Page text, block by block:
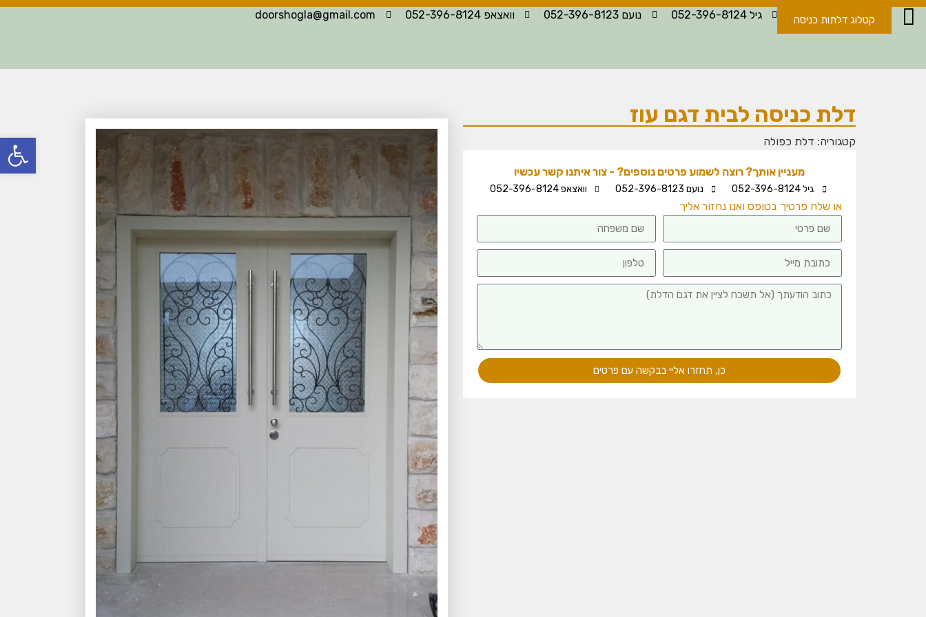
קטלוג דלתות כניסה גיל 052-396-8124 נועם 052-396-8123 וואצאפ 052-396-8124 doorshogla@gmail.com
דלת כניסה לבית דגם עוז
קטגוריה: דלת כפולה
מעניין אותך? רוצה לשמוע פרטים נוספים? - צור איתנו קשר עכשיו
גיל 052-396-8124 נועם 052-396-8123 וואצאפ 052-396-8124
או שלח פרטיך בטופס ואנו נחזור אליך
כן, תחזרו אליי בבקשה עם פרטים